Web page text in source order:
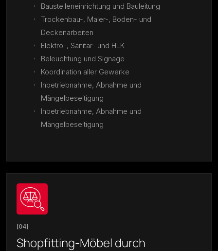
Baustelleneinrichtung und Bauleitung
Trockenbau-, Maler-, Boden- und
Deckenarbeiten
Elektro-, Sanitär- und HLK
Beleuchtung und Signage
Koordination aller Gewerke
Inbetriebnahme, Abnahme und
Mängelbeseitigung
Inbetriebnahme, Abnahme und
Mängelbeseitigung
[04]
Shopfitting-Möbel durch